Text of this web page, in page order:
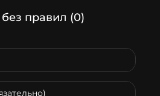
правил (0)